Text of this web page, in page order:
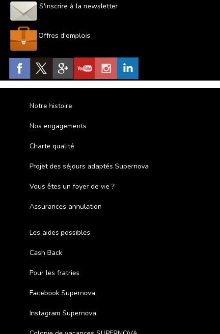
S'inscrire à la newsletter
Offres d'emplois
Notre histoire
Nos engagements
Charte qualité
Projet des séjours adaptés Supernova
Vous êtes un foyer de vie ?
Assurances annulation
Les aides possibles
Cash Back
Pour les fratries
Facebook Supernova
Instagram Supernova